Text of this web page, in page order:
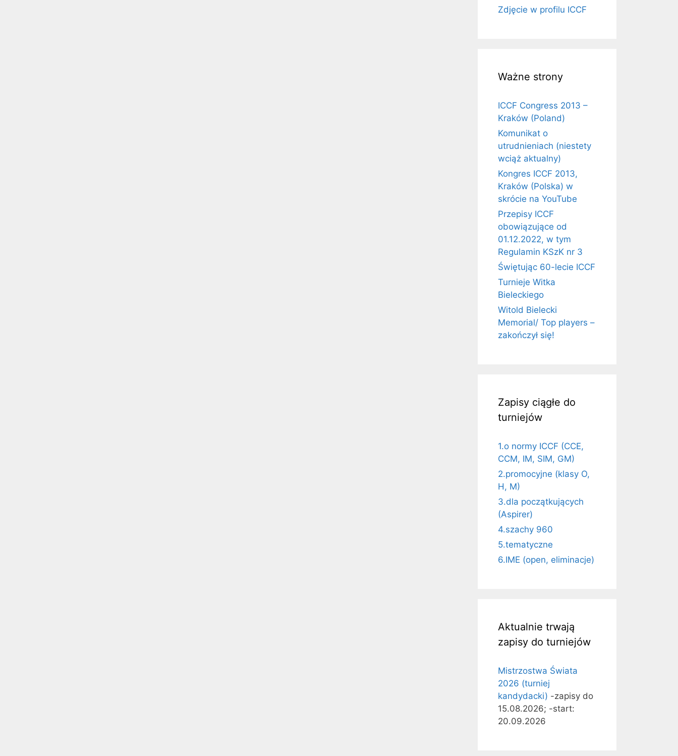
Zdjęcie w profilu ICCF
Ważne strony
ICCF Congress 2013 –
Kraków (Poland)
Komunikat o
utrudnieniach (niestety
wciąż aktualny)
Kongres ICCF 2013,
Kraków (Polska) w
skrócie na YouTube
Przepisy ICCF
obowiązujące od
01.12.2022, w tym
Regulamin KSzK nr 3
Świętując 60-lecie ICCF
Turnieje Witka
Bieleckiego
Witold Bielecki
Memorial/ Top players –
zakończył się!
Zapisy ciągłe do
turniejów
1.o normy ICCF (CCE,
CCM, IM, SIM, GM)
2.promocyjne (klasy O,
H, M)
3.dla początkujących
(Aspirer)
4.szachy 960
5.tematyczne
6.IME (open, eliminacje)
Aktualnie trwają
zapisy do turniejów
Mistrzostwa Świata
2026 (turniej
kandydacki) -zapisy do
15.08.2026; -start:
20.09.2026